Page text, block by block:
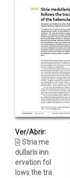
Ver/Abrir:
Stria me
dullaris inn
ervation fol
lows the tra